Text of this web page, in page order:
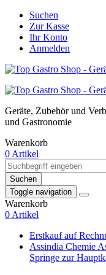
Suchen
Zur Kasse
Ihr Konto
Anmelden
Geräte, Zubehör und
und Gastronomie
Warenkorb
0 Artikel
Suchen
Toggle navigation
Warenkorb
0 Artikel
Erstkauf auf
Assindia Chemie
Springe zur